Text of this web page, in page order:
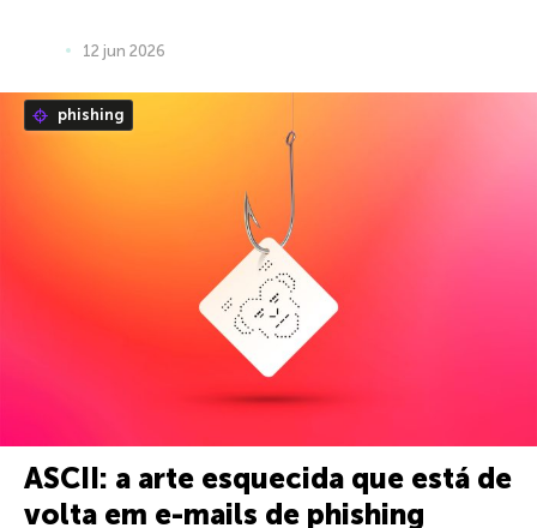
12 jun 2026
phishing
ASCII: a arte esquecida que está de
volta em e-mails de phishing